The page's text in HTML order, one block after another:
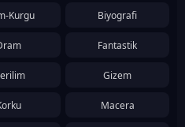
Kurgu Biyografi
Fantastik
Gizem
Macera